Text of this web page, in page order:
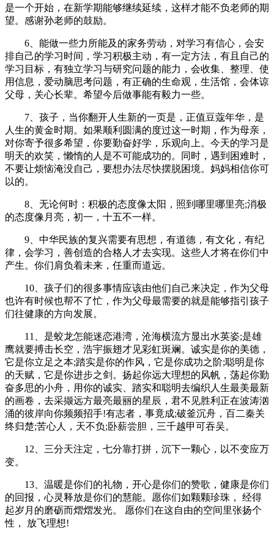
是一个开始，在新学期能够继续延续，这样才能不负老师的期
望。感谢孙老师的鼓励。
6、能做一些力所能及的家务劳动，对学习有信心，会安
排自己的学习时间，学习积极主动，有一定方法，有且自己的
学习目标，有独立学习与研究问题的能力，会收集、整理、使
用信息，爱动脑思考问题，有正确的生命观，生活馆，会体谅
父母，关心长辈。希望今后做事能有毅力一些。
7、孩子，当你翻开人生新的一页是，正值豆蔻年华，是
人生的黄金时期。如果顺利圆满的度过这一时期，作为母亲，
对你寄予很多希望，你要勤奋好学，乐观向上。今天的学习是
明天的欢笑，懒惰的人是不可能成功的。同时，遇到困难时，
不要让烦恼淹没自己，要想办法尽快摆脱困境。妈妈相信你可
以的。
8、无论何时：积极的态度像太阳，照到哪里哪里亮;消极
的态度像月亮，初一，十五不一样。
9、中华民族的复兴需要有思想，有道德，有文化，有纪
律，会学习，善创造的合格人才去实现。这些人才将在你们中
产生。你们肩负着未来，任重而道远。
10、孩子们的很多事情应该由他们自己来决定，作为父母
也许有时候也帮不了忙，作为父母最需要的就是能够指引孩子
们往健康的方向发展。
11、是蛟龙怎能迷恋港湾，沧海横流方显出水英姿;是雄
鹰就要搏击长空，浩宇振翅才见彩虹斑斓。诚实是你的美德，
它是你立足之本;踏实是你的作风，它是你成功之阶;聪明是你
的天赋，它是你进步之剑。扬起你远大理想的风帆，荡起你勤
奋多思的小舟，用你的诚实、踏实和聪明去编织人生最美最新
的画卷，去采撷远方最亮最丽的星辰，君不见胜利正在波涛汹
涌的彼岸向你频频招手!有志者，事竟成;破釜沉舟，百二秦关
终归楚;苦心人，天不负;卧薪尝胆，三千越甲可吞吴。
12、三分天注定，七分靠打拼，沉下一颗心，以不变应万
变。
13、温暖是你们的礼物，开心是你们的赞歌，健康是你们
的回报，心灵释放是你们的慧能。愿你们如颗颗珍珠， 经得
起岁月的磨砺而熠熠发光。 愿你们在这自由的空间里张扬个
性， 放飞理想!